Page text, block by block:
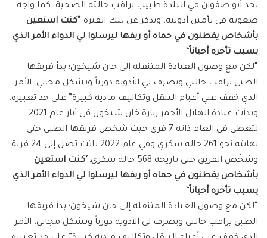
يجد أبو صفوان في البلدة طبيب يراقب حالته الصحية، كما واجه
صعوبة في تأمين أدويته، ويذكر عن تلك الفترة “ كنت استعين
بأشخاص يقطنون في حماه أو ريفها ليرسلوا لي الدواء الأمر الذي
يسبب تأخره أحياناً “.
“لكن مع وصول العيادة المتنقلة إلى خان شيخون؛ بدأ فريقها
الطبي يراقب حالتي ويصرف لي الأدوية دورياً وبشكل مجاني، الأمر
الذي خفف عني أعباء التنقل وتكاليف مادية كبيرة” على حد تعبيره.
وبدأت عيادة الهلال الأحمر زيارة خان شيخون في أيار عام 2021
لتغطي في العام ذاته 7 قرى حيث شخص فريقها الطبي حتى
نهايته نحو 261 حالة سكري وفي عام 2022 باتت تصل إلى 24 قرية
وشخّص الفريق حتى تاريخه 568 حالة سكري.”
كنت استعين
بأشخاص يقطنون في حماه أو ريفها ليرسلوا لي الدواء الأمر الذي
يسبب تأخره أحياناً “.
“لكن مع وصول العيادة المتنقلة إلى خان شيخون؛ بدأ فريقها
الطبي يراقب حالتي ويصرف لي الأدوية دورياً وبشكل مجاني، الأمر